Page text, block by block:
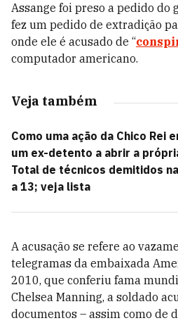
Assange foi preso a pedido do
fez um pedido de extradição
onde ele é acusado de “
computador americano.
Veja também
Como uma ação da Chico Rei
um ex-detento a abrir a
Total de técnicos demitidos
a 13; veja lista
A acusação se refere ao
telegramas da embaixada
2010, que conferiu fama
Chelsea Manning, a soldado
documentos – assim como de